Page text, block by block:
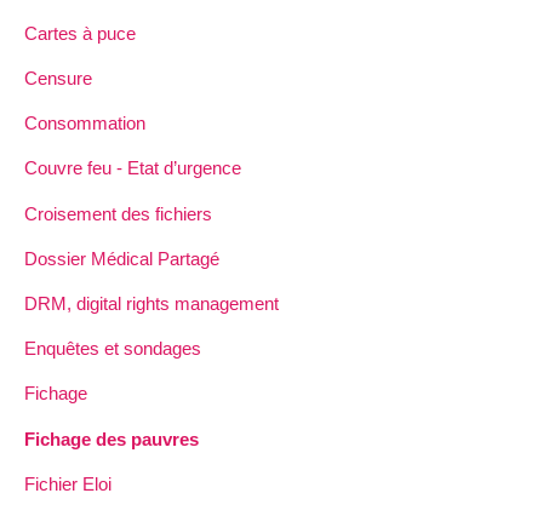
Cartes à puce
Censure
Consommation
Couvre feu - Etat d’urgence
Croisement des fichiers
Dossier Médical Partagé
DRM, digital rights management
Enquêtes et sondages
Fichage
Fichage des pauvres
Fichier Eloi